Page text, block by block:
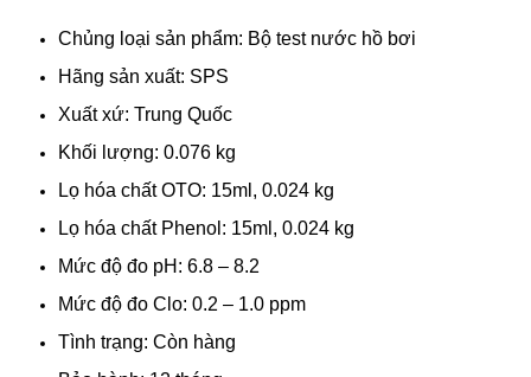
Chủng loại sản phẩm: Bộ test nước hồ bơi
Hãng sản xuất: SPS
Xuất xứ: Trung Quốc
Khối lượng: 0.076 kg
Lọ hóa chất OTO: 15ml, 0.024 kg
Lọ hóa chất Phenol: 15ml, 0.024 kg
Mức độ đo pH: 6.8 – 8.2
Mức độ đo Clo: 0.2 – 1.0 ppm
Tình trạng: Còn hàng